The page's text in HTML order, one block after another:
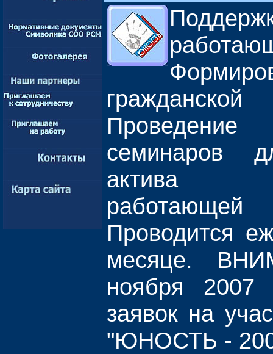
семинаров
актива
Проводится
месяце.
ноября 2007
заявок на
"ЮНОСТЬ -